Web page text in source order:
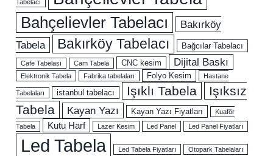
Tabelacı
Bahçelievler Tabelacı
Bakırköy
Tabela
Bakırköy Tabelacı Bağcılar Tabelacı
Cafe Tabelası Cam Tabela CNC kesim Dijital Baskı
Elektronik Tabela Fabrika tabelaları Folyo Kesim Hastane
Tabelaları istanbul tabelacı Işıklı Tabela
Işıksız
Tabela
Kayan Yazı Kayan Yazı Fiyatları
Kuaför
Tabela
Kutu Harf Lazer Kesim Led Panel Led Panel Fiyatları
Led Tabela Led Tabela Fiyatları Otopark Tabelaları